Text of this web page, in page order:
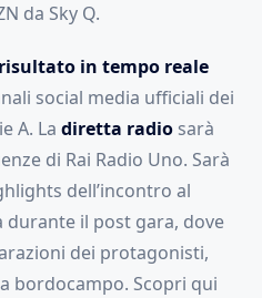
da Sky Q.
in tempo reale
social media ufficiali dei
A. La diretta radio sarà
di Rai Radio Uno. Sarà
dell’incontro al
il post gara, dove
dei protagonisti,
bordocampo. Scopri qui